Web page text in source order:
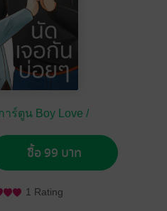
าร์ตูน Boy Love /
ซื้อ 99 บาท
1 Rating